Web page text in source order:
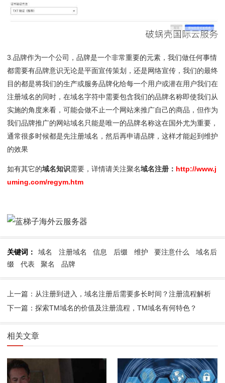
3.品牌作为一个公司，品牌是一个非常重要的元素，我们做任何事情
都需要有品牌意识无论是平面宣传策划，还是网络宣传，我们的最终
目的都是将我们的生产或服务品牌化给每一个用户或潜在用户我们在
注册域名的同时，在域名字符中需要包含我们的品牌名称即使我们从
实施的角度来看，可能会做不止一个网站来推广自己的商品，但作为
我们品牌推广的网站域名只能是唯一的品牌名称这在国外尤为重要，
通常很多时候都是先注册域名，然后再申请品牌，这样才能起到维护
的效果
如有其它的域名知识需要，详情请关注聚名域名注册： http://www.j
uming.com/regym.htm
关键词： 域名 注册域名 信息 后缀 维护 要注意什么
域名后
缀
代表 聚名 品牌
上一篇：从注册到进入，域名注册后需要多长时间？注册流程解析
下一篇：探索TM域名的价值及注册流程，TM域名有何特色？
相关文章